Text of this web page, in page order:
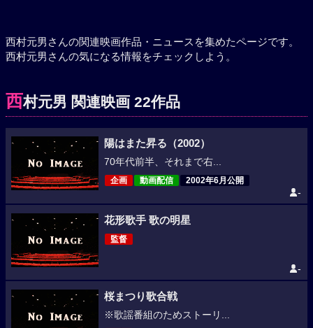
西村元男さんの関連映画作品・ニュースを集めたページです。
西村元男さんの気になる情報をチェックしよう。
西村元男 関連映画 22作品
陽はまた昇る（2002）
70年代前半、それまで右...
企画 動画配信 2002年6月公開
-
花形歌手 歌の明星
監督
-
桜まつり歌合戦
※歌謡番組のためストーリ...